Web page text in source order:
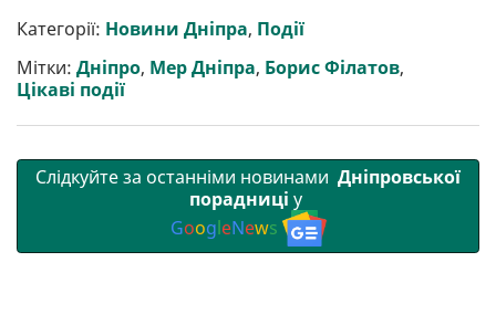
р
и
и
b
o
o
k
t
e
l g
r
a
m
s
A
p
r
Категорії: Новини Дніпра, Події
Мітки: Дніпро, Мер Дніпра, Борис Філатов,
Цікаві події
Слідкуйте за останніми новинами Дніпровської
порадниці у
GoogleNews